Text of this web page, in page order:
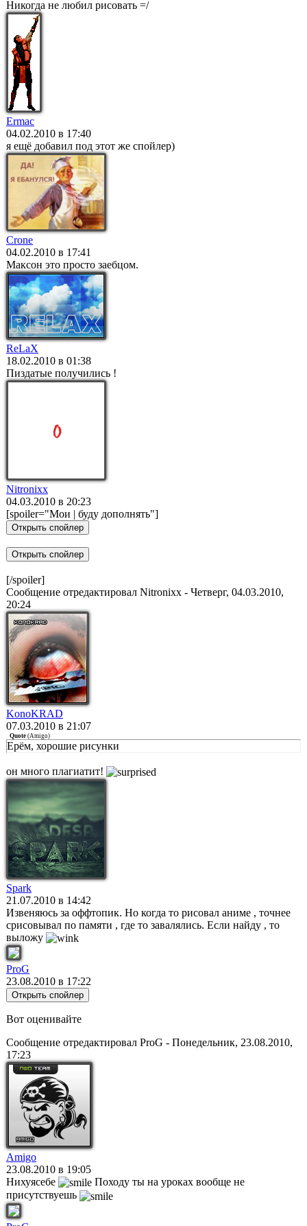
Никогда не любил рисовать =/
Ermac
04.02.2010 в 17:40
я ещё добавил под этот же спойлер)
Crone
04.02.2010 в 17:41
Максон это просто заебцом.
ReLaX
18.02.2010 в 01:38
Пиздатые получились !
Nitronixx
04.03.2010 в 20:23
[spoiler="Мои | буду дополнять"]
[/spoiler]
Сообщение отредактировал Nitronixx - Четверг, 04.03.2010,
20:24
KonoKRAD
07.03.2010 в 21:07
Quote (Amigo)
Ерём, хорошие рисунки
он много плагиатит!
Spark
21.07.2010 в 14:42
Извеняюсь за оффтопик. Но когда то рисовал аниме , точнее
срисовывал по памяти , где то завалялись. Если найду , то
выложу
ProG
23.08.2010 в 17:22
Вот оценивайте
Сообщение отредактировал ProG - Понедельник, 23.08.2010,
17:23
Amigo
23.08.2010 в 19:05
Нихуясебе
Походу ты на уроках вообще не
присутствуешь